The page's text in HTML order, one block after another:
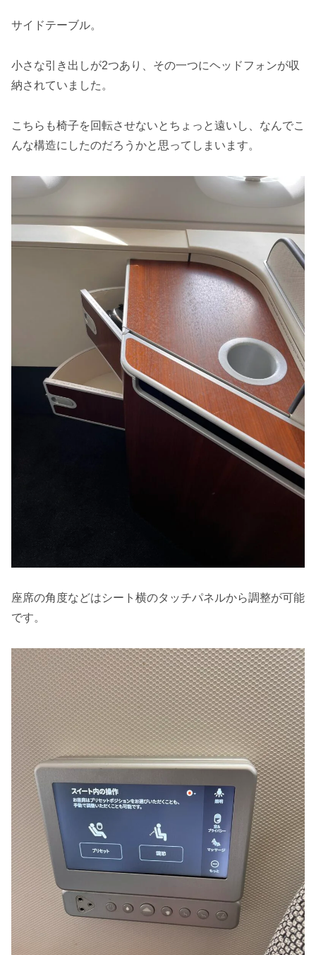
サイドテーブル。
小さな引き出しが2つあり、その一つにヘッドフォンが収
納されていました。
こちらも椅子を回転させないとちょっと遠いし、なんでこ
んな構造にしたのだろうかと思ってしまいます。
座席の角度などはシート横のタッチパネルから調整が可能
です。